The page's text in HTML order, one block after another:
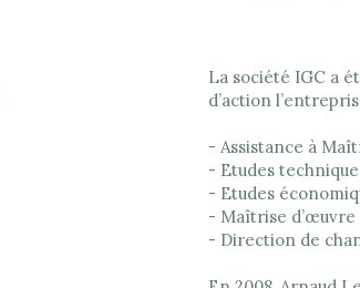
La société IGC a
d’action
- Assistance à
- Etudes
- Etudes
- Maîtrise d’œuvre
- Direction de